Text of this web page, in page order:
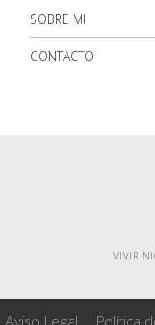
SOBRE MI
CONTACTO
VIVIR